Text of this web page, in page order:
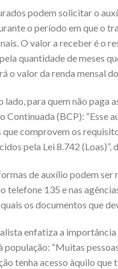
podem solicitar o
o período em que o
O valor a receber é o
quantidade de meses
o valor da renda mensal
lado, para quem não paga
Continuada (BCP): “Esse
que comprovem os
pela Lei 8.742 (Loas)”,
de auxílio podem
telefone 135 e nas
os documentos que
enfatiza a
população: “Muitas
tenha acesso àquilo